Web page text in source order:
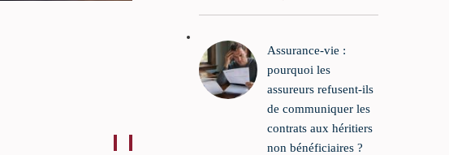
Assurance-vie :
pourquoi les
assureurs refusent-ils
de communiquer les
contrats aux héritiers
non bénéficiaires ?